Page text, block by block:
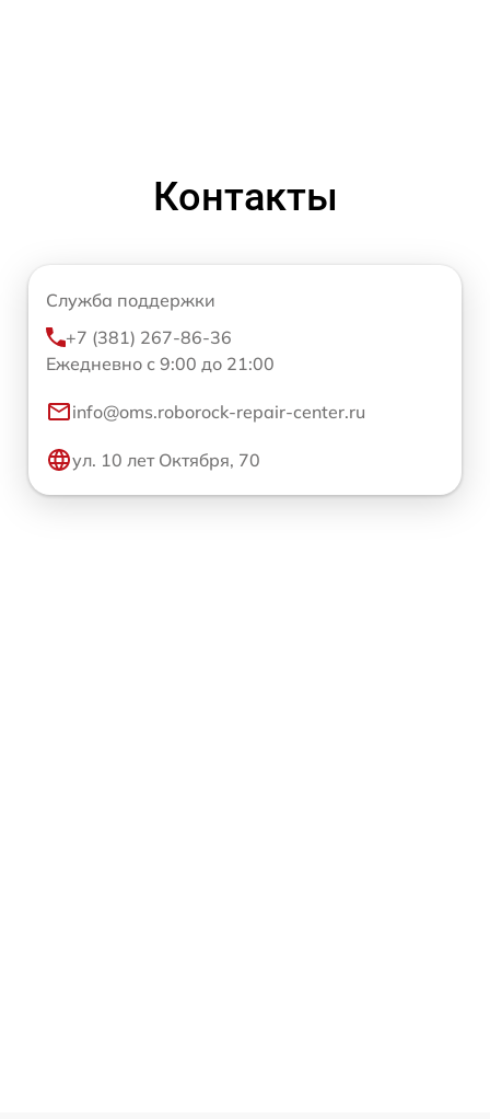
Контакты
Служба поддержки
+7 (381) 267-86-36
Ежедневно с 9:00 до 21:00
info@oms.roborock-repair-center.ru
ул. 10 лет Октября, 70